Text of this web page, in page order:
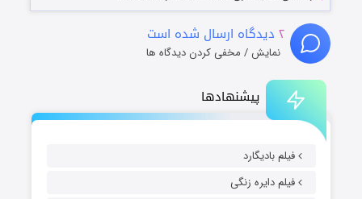
پیشنهادها
فیلم بادیگارد
فیلم دایره زنگی
۲ دیدگاه ارسال شده است
نمایش / مخفی کردن دیدگاه ها